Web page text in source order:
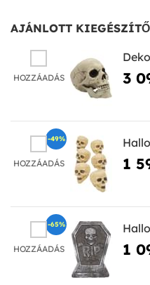
AJÁNLOTT
HOZZÁADÁS 3
HOZZÁADÁS 1
-49%
HOZZÁADÁS 1
-65%